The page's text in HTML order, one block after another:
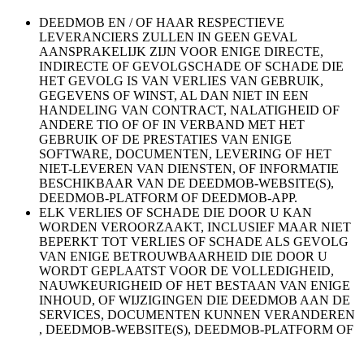
DEEDMOB EN / OF HAAR RESPECTIEVE
LEVERANCIERS ZULLEN IN GEEN GEVAL
AANSPRAKELIJK ZIJN VOOR ENIGE DIRECTE,
INDIRECTE OF GEVOLGSCHADE OF SCHADE DIE
HET GEVOLG IS VAN VERLIES VAN GEBRUIK,
GEGEVENS OF WINST, AL DAN NIET IN EEN
HANDELING VAN CONTRACT, NALATIGHEID OF
ANDERE TIO OF OF IN VERBAND MET HET
GEBRUIK OF DE PRESTATIES VAN ENIGE
SOFTWARE, DOCUMENTEN, LEVERING OF HET
NIET-LEVEREN VAN DIENSTEN, OF INFORMATIE
BESCHIKBAAR VAN DE DEEDMOB-WEBSITE(S),
DEEDMOB-PLATFORM OF DEEDMOB-APP.
ELK VERLIES OF SCHADE DIE DOOR U KAN
WORDEN VEROORZAAKT, INCLUSIEF MAAR NIET
BEPERKT TOT VERLIES OF SCHADE ALS GEVOLG
VAN ENIGE BETROUWBAARHEID DIE DOOR U
WORDT GEPLAATST VOOR DE VOLLEDIGHEID,
NAUWKEURIGHEID OF HET BESTAAN VAN ENIGE
INHOUD, OF WIJZIGINGEN DIE DEEDMOB AAN DE
SERVICES, DOCUMENTEN KUNNEN VERANDEREN
, DEEDMOB-WEBSITE(S), DEEDMOB-PLATFORM OF